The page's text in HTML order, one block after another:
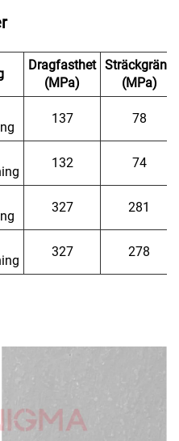
Dragfasthet
(MPa)
Sträckgräns
(MPa)
137 78
132 74
327 281
327 278